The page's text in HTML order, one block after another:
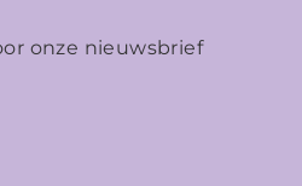
onze nieuwsbrief